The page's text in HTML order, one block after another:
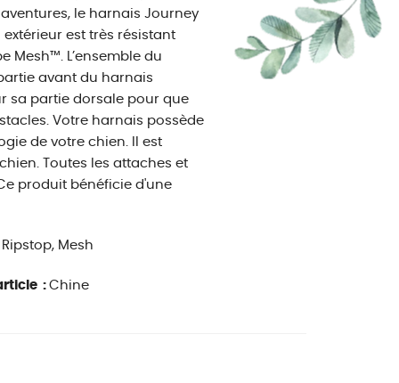
le harnais Journey
est très résistant
L’ensemble du
avant du harnais
sa partie dorsale pour que
Votre harnais possède
de votre chien. Il est
Toutes les attaches et
produit bénéficie d'une
Ripstop, Mesh
: Chine